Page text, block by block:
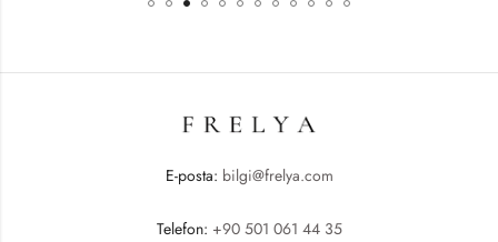
E-posta: bilgi@frelya.com
Telefon: +90 501 061 44 35